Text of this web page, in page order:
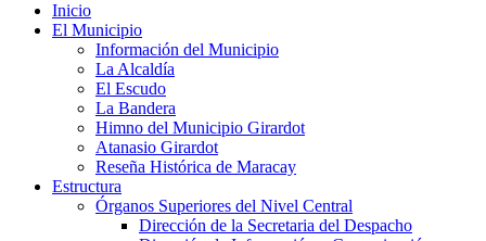
Inicio
El Municipio
Información del Municipio
La Alcaldía
El Escudo
La Bandera
Himno del Municipio Girardot
Atanasio Girardot
Reseña Histórica de Maracay
Estructura
Órganos Superiores del Nivel Central
Dirección de la Secretaria del Despacho